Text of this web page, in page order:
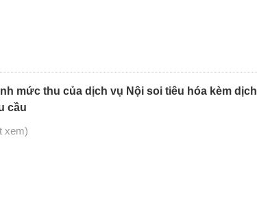
mức thu của dịch vụ Nội soi tiêu hóa kèm dịch
cầu
xem)